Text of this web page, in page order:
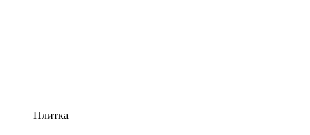
Плитка